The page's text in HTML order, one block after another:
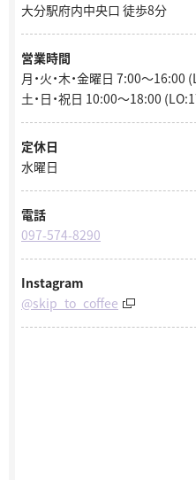
大分駅府内中央口 徒歩8分
営業時間
月・火・木・金曜日 7:00～16:00
土・日・祝日 10:00～18:00
定休日
水曜日
電話
097-574-8290
Instagram
@skip_to_coffee